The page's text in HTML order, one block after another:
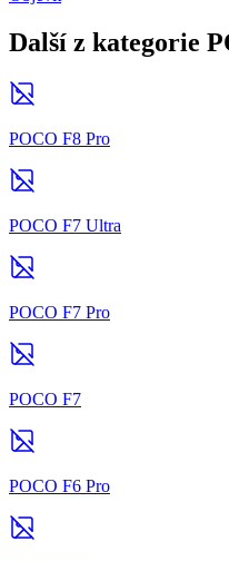
Další z kategorie
POCO F8 Pro
POCO F7 Ultra
POCO F7 Pro
POCO F7
POCO F6 Pro